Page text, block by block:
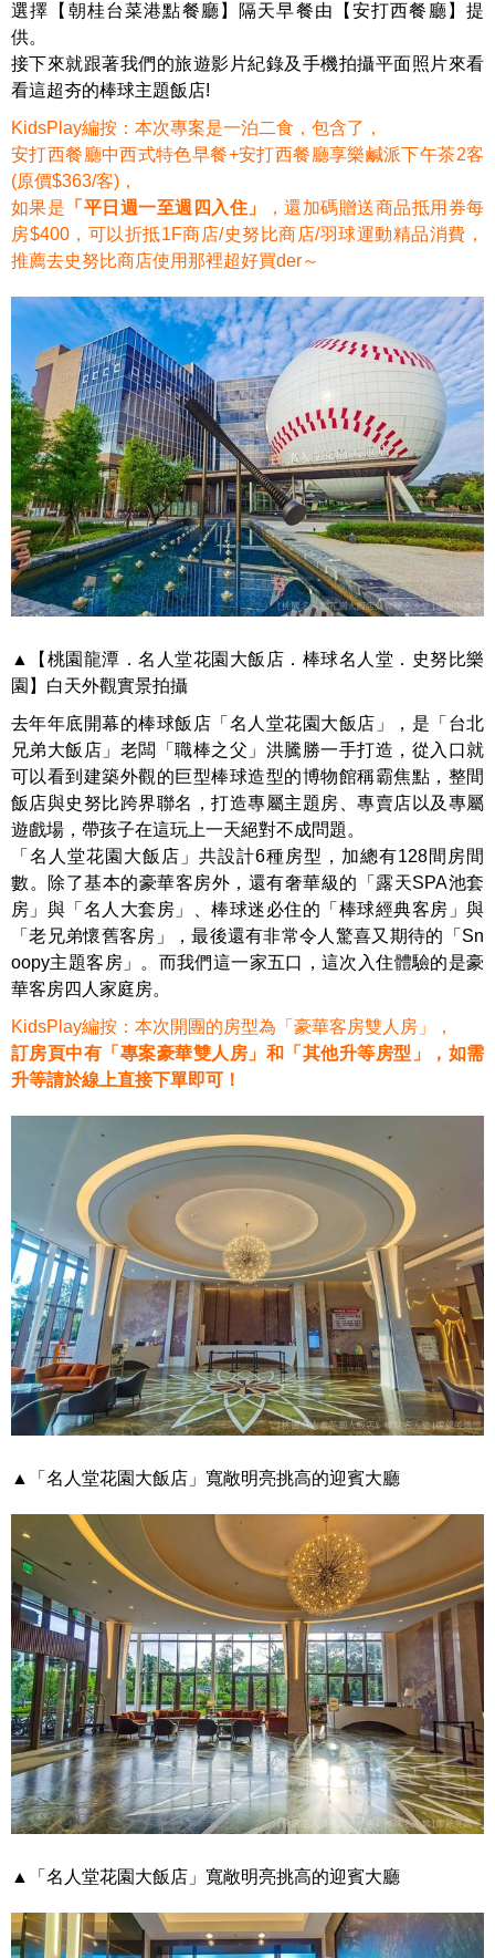
選擇【朝桂台菜港點餐廳】隔天早餐由【安打西餐廳】提
供。
接下來就跟著我們的旅遊影片紀錄及手機拍攝平面照片來看
看這超夯的棒球主題飯店!
KidsPlay編按：本次專案是一泊二食，包含了，
安打西餐廳中西式特色早餐+安打西餐廳享樂鹹派下午茶2客
(原價$363/客)，
如果是 「平日週一至週四入住」
，還加碼贈送商品抵用券每
房$400，可以折抵1F商店/史努比商店/羽球運動精品消費，
推薦去史努比商店使用那裡超好買der～
▲【桃園龍潭．名人堂花園大飯店．棒球名人堂．史努比樂
園】白天外觀實景拍攝
去年年底開幕的棒球飯店「名人堂花園大飯店」，是「台北
兄弟大飯店」老闆「職棒之父」洪騰勝一手打造，從入口就
可以看到建築外觀的巨型棒球造型的博物館稱霸焦點，整間
飯店與史努比跨界聯名，打造專屬主題房、專賣店以及專屬
遊戲場，帶孩子在這玩上一天絕對不成問題。
「名人堂花園大飯店」共設計6種房型，加總有128間房間
數。除了基本的豪華客房外，還有奢華級的「露天SPA池套
房」與「名人大套房」、棒球迷必住的「棒球經典客房」與
「老兄弟懷舊客房」，最後還有非常令人驚喜又期待的「Sn
oopy主題客房」。而我們這一家五口，這次入住體驗的是豪
華客房四人家庭房。
KidsPlay編按：本次開團的房型為「豪華客房雙人房」，
訂房頁中有「專案豪華雙人房」和「其他升等房型」，如需
升等請於線上直接下單即可！
▲「名人堂花園大飯店」寬敞明亮挑高的迎賓大廳
▲「名人堂花園大飯店」寬敞明亮挑高的迎賓大廳